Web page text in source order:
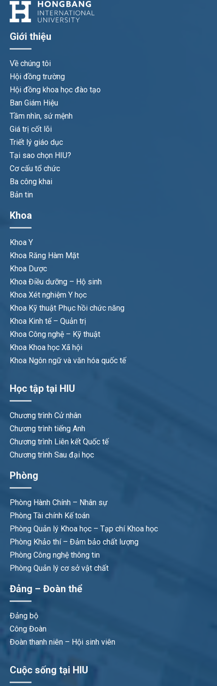
Giới thiệu
Về chúng tôi
Hội đồng trường
Hội đồng khoa học đào tạo
Ban Giám Hiệu
Tầm nhìn, sứ mệnh
Giá trị cốt lõi
Triết lý giáo dục
Tại sao chọn HIU?
Cơ cấu tổ chức
Ba công khai
Bản tin
Khoa
Khoa Y
Khoa Răng Hàm Mặt
Khoa Dược
Khoa Điều dưỡng – Hộ sinh
Khoa Xét nghiệm Y học
Khoa Kỹ thuật Phục hồi chức năng
Khoa Kinh tế – Quản trị
Khoa Công nghệ – Kỹ thuật
Khoa Khoa học Xã hội
Khoa Ngôn ngữ và văn hóa quốc tế
Học tập tại HIU
Chương trình Cử nhân
Chương trình tiếng Anh
Chương trình Liên kết Quốc tế
Chương trình Sau đại học
Phòng
Phòng Hành Chính – Nhân sự
Phòng Tài chính Kế toán
Phòng Quản lý Khoa học – Tạp chí Khoa học
Phòng Khảo thí – Đảm bảo chất lượng
Phòng Công nghệ thông tin
Phòng Quản lý cơ sở vật chất
Đảng – Đoàn thể
Đảng bộ
Công Đoàn
Đoàn thanh niên – Hội sinh viên
Cuộc sống tại HIU